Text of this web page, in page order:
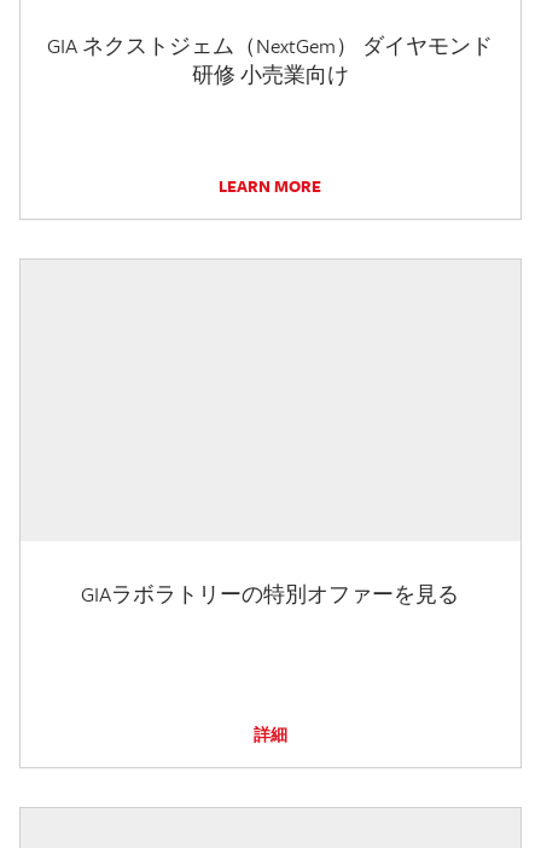
GIA ネクストジェム（NextGem） ダイヤモンド
研修 小売業向け
LEARN MORE
GIAラボラトリーの特別オファーを見る
詳細